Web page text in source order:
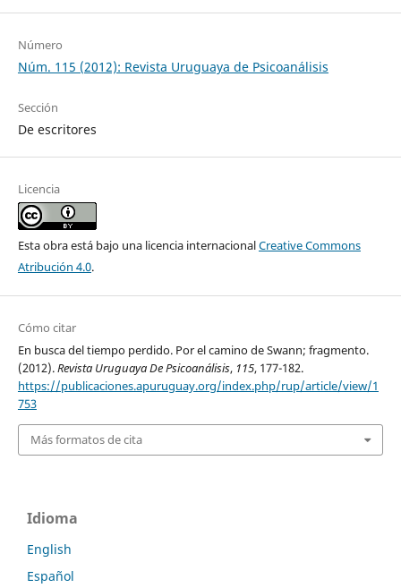
Número
Núm. 115 (2012): Revista Uruguaya de Psicoanálisis
Sección
De escritores
Licencia
Esta obra está bajo una licencia internacionalCreative Commons
Atribución 4.0.
Cómo citar
En busca del tiempo perdido. Por el camino de Swann; fragmento.
(2012).Revista Uruguaya De Psicoanálisis, 115, 177-182.
https://publicaciones.apuruguay.org/index.php/rup/article/view/1
753
Más formatos de cita
Idioma
English
Español